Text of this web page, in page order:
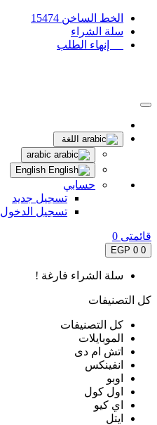
الخط الساخن 15474
سلة الشراء
إنهاء الطلب
اللغة
حسابي
تسجيل جديد
تسجيل الدخول
قائمتى 0
0
0 EGP
سلة الشراء فارغة !
كل التصنيفات
كل التصنيفات
الموبايلات
اتش ام دى
انفينكس
اوبو
اول كول
اي كيو
ايتل